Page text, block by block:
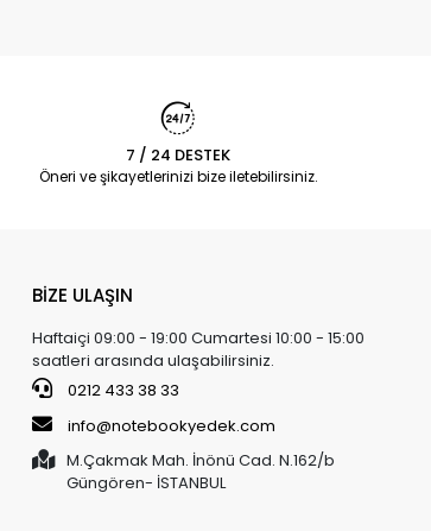
7 / 24 DESTEK
Öneri ve şikayetlerinizi bize iletebilirsiniz.
BİZE ULAŞIN
Haftaiçi 09:00 - 19:00 Cumartesi 10:00 - 15:00
saatleri arasında ulaşabilirsiniz.
0212 433 38 33
info@notebookyedek.com
M.Çakmak Mah. İnönü Cad. N.162/b
Güngören- İSTANBUL